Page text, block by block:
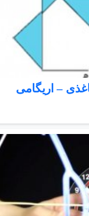
– اریگامی